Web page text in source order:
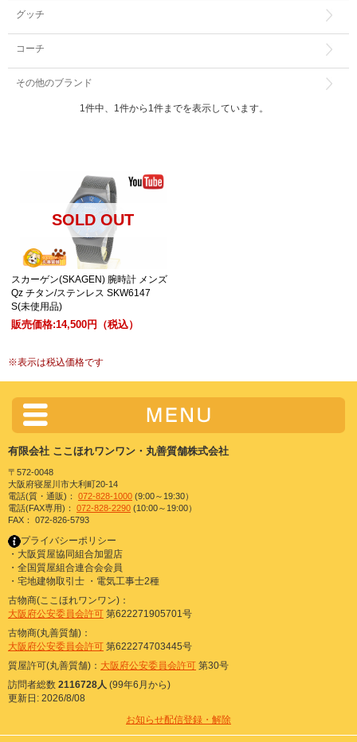
グッチ
コーチ
その他のブランド
1件中、1件から1件までを表示しています。
スカーゲン(SKAGEN) 腕時計 メンズ
Qz チタン/ステンレス SKW6147
S(未使用品)
販売価格:14,500円 （税込）
SOLD OUT
※表示は税込価格です
有限会社 ここほれワンワン・丸善質舗株式会社
〒572-0048
大阪府寝屋川市大利町20-14
電話(質・通販)： 072-828-1000 (9:00～19:30）
電話(FAX専用)： 072-828-2290 (10:00～19:00）
FAX： 072-826-5793
プライバシーポリシー
・大阪質屋協同組合加盟店
・全国質屋組合連合会会員
・宅地建物取引士 ・電気工事士2種
古物商(ここほれワンワン)：
大阪府公安委員会許可 第622271905701号
古物商(丸善質舗)：
大阪府公安委員会許可 第622274703445号
質屋許可(丸善質舗)： 大阪府公安委員会許可 第30号
訪問者総数 2116728人 (99年6月から)
更新日: 2026/8/08
お知らせ配信登録・解除